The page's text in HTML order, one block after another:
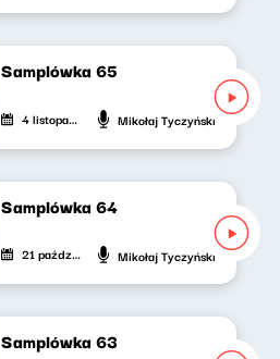
Samplówka 65
4 listopada 2024 Mikołaj Tyczyński
Samplówka 64
21 października 2024 Mikołaj Tyczyński
Samplówka 63